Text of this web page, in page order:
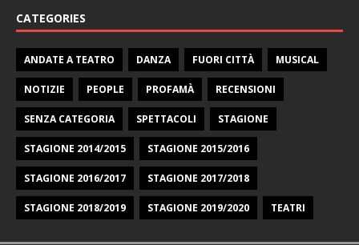
CATEGORIES
ANDATE A TEATRO DANZA FUORI CITTÀ MUSICAL
NOTIZIE PEOPLE PROFAMÀ RECENSIONI
SENZA CATEGORIA SPETTACOLI STAGIONE
STAGIONE 2014/2015 STAGIONE 2015/2016
STAGIONE 2016/2017 STAGIONE 2017/2018
STAGIONE 2018/2019 STAGIONE 2019/2020 TEATRI